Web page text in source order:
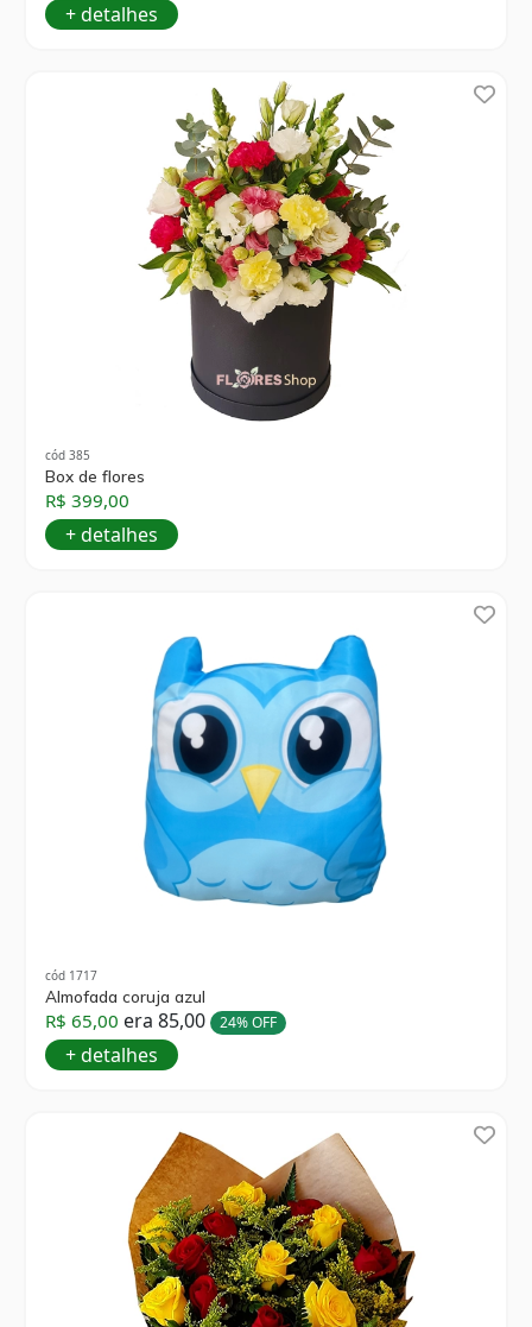
+ detalhes
cód 385
Box de flores
R$ 399,00
+ detalhes
cód 1717
Almofada coruja azul
R$ 65,00 era 85,00 24% OFF
+ detalhes